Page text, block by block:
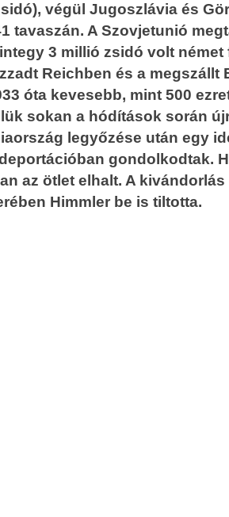
végül Jugoszlávia és
tavaszán. A Szovjetunió
3 millió zsidó volt német
Reichben és a megszállt
óta kevesebb, mint 500
sokan a hódítások során
legyőzése után egy
gondolkodtak.
az ötlet elhalt. A
Himmler be is tiltotta.